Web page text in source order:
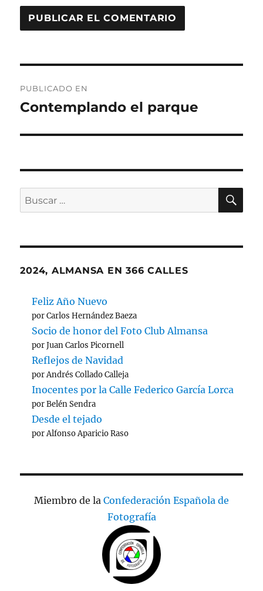
de
PUBLICADO EN
Contemplando el parque
Buscar
por:
2024, ALMANSA EN 366 CALLES
Feliz Año Nuevo
por Carlos Hernández Baeza
Socio de honor del Foto Club Almansa
por Juan Carlos Picornell
Reflejos de Navidad
por Andrés Collado Calleja
Inocentes por la Calle Federico García Lorca
por Belén Sendra
Desde el tejado
por Alfonso Aparicio Raso
Miembro de la Confederación Española de
Fotografía